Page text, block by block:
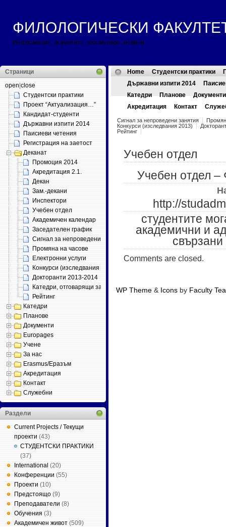
ФИЛОЛОГИЧЕСКИ ФАКУЛТЕТ
Информации, документи, формуляри, новини
Страници
open close
Студентски практики
Проект “Актуализация…”
Кандидат-студенти
Държавни изпити 2014
Паисиеви четения
Регистрация на заетост
Деканат
Промоция 2014
Акредитация 2.1.
Декан
Зам.-декани
Инспектори
Учебен отдел
Академичен календар
Заседателен график
Сигнал за непроведени занятия
Промяна на часове
Електронни услуги
Конкурси (изследвания 2013)
Докторанти 2013-2014
Катедри, отговарящи за специалности
Рейтинг
Катедри
Планове
Документи
Europages
Учене
За нас
Erasmus/Еразъм
Акредитация
Контакт
Служебни
Раздели
Current Projects / Текущи
проекти (43)
СТУДЕНТСКИ ПРАКТИКИ
(37)
International (20)
Конференции (55)
Проекти (10)
Предстоящо (9)
Преподаватели (8)
Обучения (3)
Академичен живот (509)
Home Студентски практики
Държавни изпити 2014
Катедри
Планове
Документи
Акредитация
Контакт
Сигнал за непроведени занятия
Конкурси (изследвания 2013)
Рейтинг
Учебен отдел
Учебен отдел –
http://
студентите
академични и
Comments are closed.
WP Theme & Icons by Faculty